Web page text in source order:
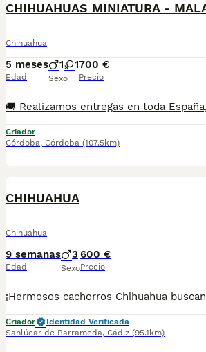
Chihuahua
5 meses
Edad
1 1
Sexo
700 €
Precio
Criador
Córdoba, Córdoba (107.5km)
CHIHUAHUA
Chihuahua
9 semanas
Edad
3
Sexo
600 €
Precio
Criador
Identidad Verificada
Sanlúcar de Barrameda, Cádiz (95.1km)